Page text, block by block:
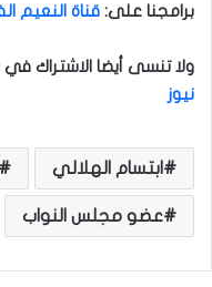
برامجنا على: قناة النعيم
ولا تنسى أيضا الاشتراك
نيوز
ابتسام الهلالي
عضو مجلس النواب